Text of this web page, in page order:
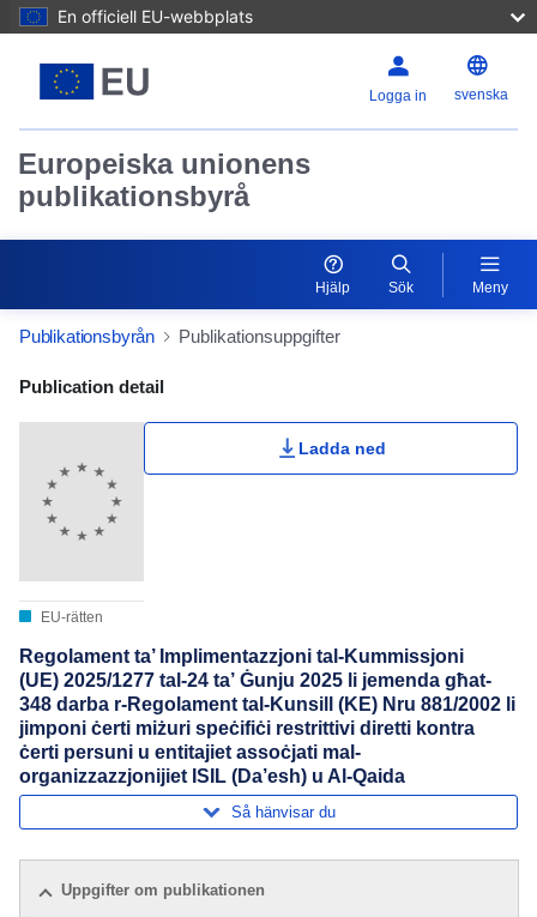
En officiell EU-webbplats
Logga in svenska
Europeiska unionens
publikationsbyrå
Hjälp Sök Meny
Publikationsbyrån Publikationsuppgifter
Publication Detail Actions Portlet
Publication detail
EU-rätten
Ladda ned
Regolament ta’ Implimentazzjoni tal-Kummissjoni
(UE) 2025/1277 tal-24 ta’ Ġunju 2025 li jemenda għat-
348 darba r-Regolament tal-Kunsill (KE) Nru 881/2002 li
jimponi ċerti miżuri speċifiċi restrittivi diretti kontra
ċerti persuni u entitajiet assoċjati mal-
organizzazzjonijiet ISIL (Da’esh) u Al-Qaida
Så hänvisar du
Uppgifter om publikationen